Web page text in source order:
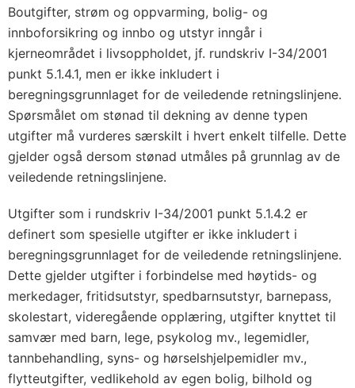
Boutgifter, strøm og oppvarming, bolig- og
innboforsikring og innbo og utstyr inngår i
kjerneområdet i livsoppholdet, jf. rundskriv I-34/2001
punkt 5.1.4.1, men er ikke inkludert i
beregningsgrunnlaget for de veiledende retningslinjene.
Spørsmålet om stønad til dekning av denne typen
utgifter må vurderes særskilt i hvert enkelt tilfelle. Dette
gjelder også dersom stønad utmåles på grunnlag av de
veiledende retningslinjene.
Utgifter som i rundskriv I-34/2001 punkt 5.1.4.2 er
definert som spesielle utgifter er ikke inkludert i
beregningsgrunnlaget for de veiledende retningslinjene.
Dette gjelder utgifter i forbindelse med høytids- og
merkedager, fritidsutstyr, spedbarnsutstyr, barnepass,
skolestart, videregående opplæring, utgifter knyttet til
samvær med barn, lege, psykolog mv., legemidler,
tannbehandling, syns- og hørselshjelpemidler mv.,
flytteutgifter, vedlikehold av egen bolig, bilhold og